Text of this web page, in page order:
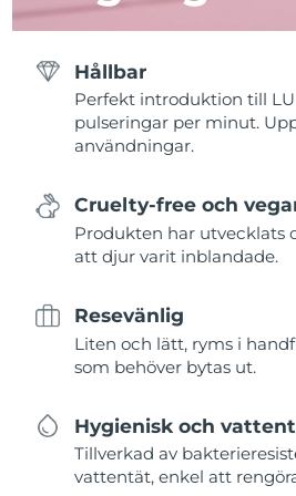
Hållbar
Perfekt introduktion till
pulseringar per minut.
användningar.
Cruelty-free och
Produkten har utvecklats
att djur varit inblandade.
Resevänlig
Liten och lätt, ryms i
som behöver bytas ut.
Hygienisk och
Tillverkad av
vattentät, enkel att